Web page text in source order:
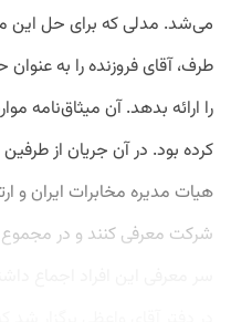
می‌شد. مدلی که برای حل این
طرف، آقای فروزنده را به
را ارائه بدهد. آن میثاق‌نامه
کرده بود. در آن جریان از
هیات مدیره مخابرات ایران و